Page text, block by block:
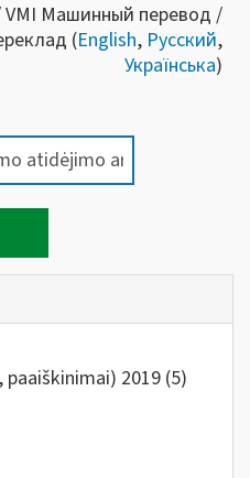
VMI Машинный перевод /
(English, Русский,
Українська)
paaiškinimai) 2019 (5)